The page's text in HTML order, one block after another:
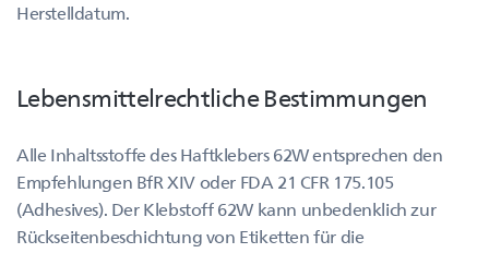
Herstelldatum.
Lebensmittelrechtliche Bestimmungen
Alle Inhaltsstoffe des Haftklebers 62W entsprechen den
Empfehlungen BfR XIV oder FDA 21 CFR 175.105
(Adhesives). Der Klebstoff 62W kann unbedenklich zur
Rückseitenbeschichtung von Etiketten für die